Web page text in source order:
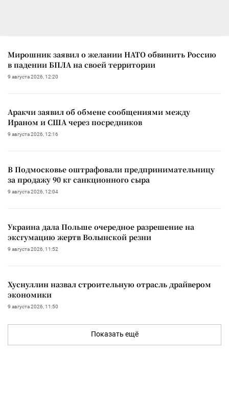
Мирошник заявил о желании НАТО обвинить Россию
в падении БПЛА на своей территории
9 августа 2026, 12:20
Аракчи заявил об обмене сообщениями между
Ираном и США через посредников
9 августа 2026, 12:16
В Подмосковье оштрафовали предпринимательницу
за продажу 90 кг санкционного сыра
9 августа 2026, 12:04
Украина дала Польше очередное разрешение на
эксгумацию жертв Волынской резни
9 августа 2026, 11:52
Хуснуллин назвал строительную отрасль драйвером
экономики
9 августа 2026, 11:50
Показать ещё